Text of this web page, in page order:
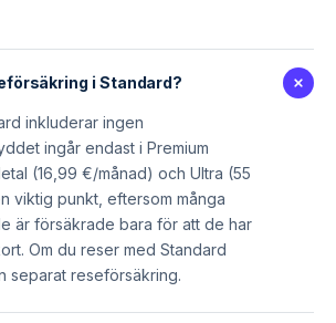
i Standard?
inkluderar ingen
ingår endast i Premium
(16,99 €/månad) och Ultra (55
viktig punkt, eftersom många
är försäkrade bara för att de har
Om du reser med Standard
separat reseförsäkring.